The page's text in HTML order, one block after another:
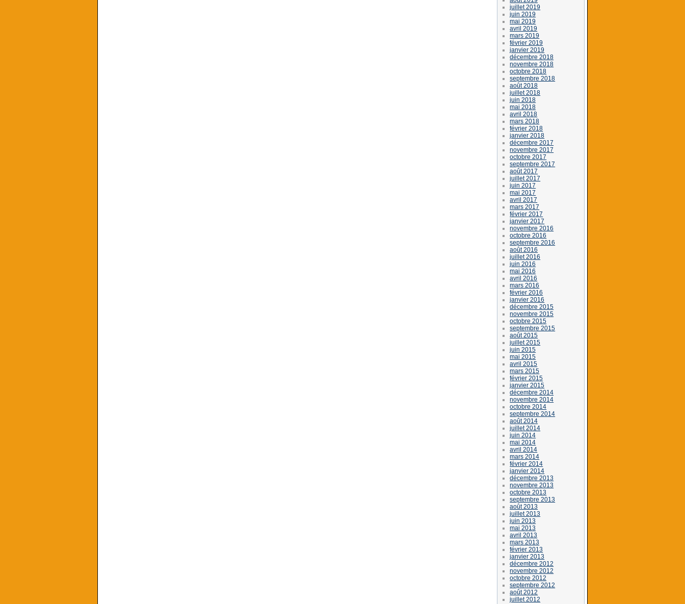
juillet 2019
juin 2019
mai 2019
avril 2019
mars 2019
février 2019
janvier 2019
décembre 2018
novembre 2018
octobre 2018
septembre 2018
août 2018
juillet 2018
juin 2018
mai 2018
avril 2018
mars 2018
février 2018
janvier 2018
décembre 2017
novembre 2017
octobre 2017
septembre 2017
août 2017
juillet 2017
juin 2017
mai 2017
avril 2017
mars 2017
février 2017
janvier 2017
novembre 2016
octobre 2016
septembre 2016
août 2016
juillet 2016
juin 2016
mai 2016
avril 2016
mars 2016
février 2016
janvier 2016
décembre 2015
novembre 2015
octobre 2015
septembre 2015
août 2015
juillet 2015
juin 2015
mai 2015
avril 2015
mars 2015
février 2015
janvier 2015
décembre 2014
novembre 2014
octobre 2014
septembre 2014
août 2014
juillet 2014
juin 2014
mai 2014
avril 2014
mars 2014
février 2014
janvier 2014
décembre 2013
novembre 2013
octobre 2013
septembre 2013
août 2013
juillet 2013
juin 2013
mai 2013
avril 2013
mars 2013
février 2013
janvier 2013
décembre 2012
novembre 2012
octobre 2012
septembre 2012
août 2012
juillet 2012